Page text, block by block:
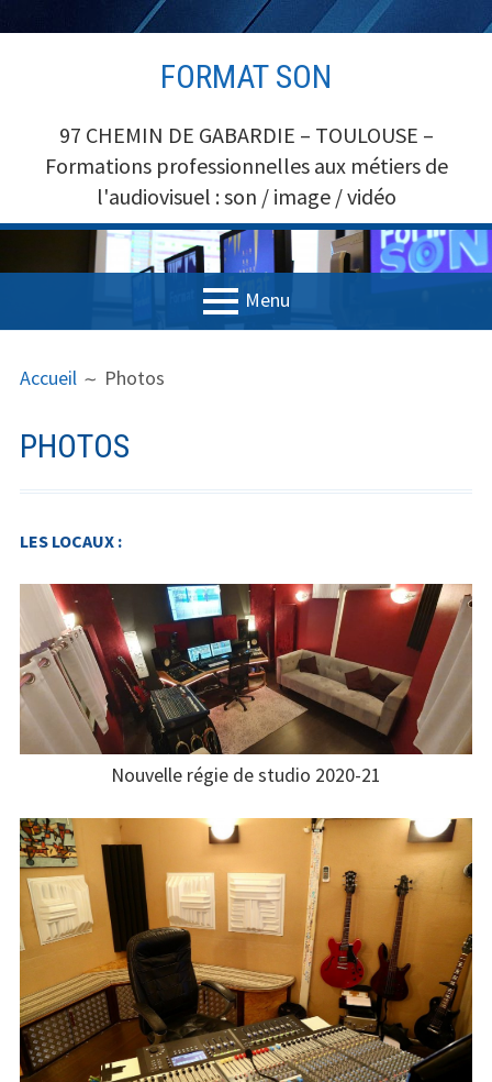
FORMAT SON
97 CHEMIN DE GABARDIE – TOULOUSE –
Formations professionnelles aux métiers de
l'audiovisuel : son / image / vidéo
Menu
PRINCIPAL
Formations SON
studio
Création sonore et musicale / Ableton
Live
Prise de son / mixage avec la
Behringer X32
Cours particuliers
Financements
Infos pratiques
Formulaire de renseignements
Photos
D'ARIANE
Accueil Photos
PHOTOS
LES LOCAUX :
Nouvelle régie de studio 2020-21